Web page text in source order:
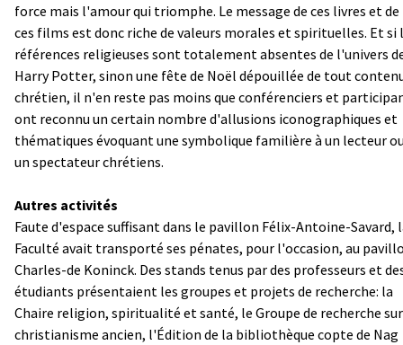
force mais l'amour qui triomphe. Le message de ces livres et de
ces films est donc riche de valeurs morales et spirituelles. Et si
références religieuses sont totalement absentes de l'univers
Harry Potter, sinon une fête de Noël dépouillée de tout
chrétien, il n'en reste pas moins que conférenciers et
ont reconnu un certain nombre d'allusions iconographiques et
thématiques évoquant une symbolique familière à un lecteur
un spectateur chrétiens.
Autres activités
Faute d'espace suffisant dans le pavillon Félix-Antoine-Savard,
Faculté avait transporté ses pénates, pour l'occasion, au
Charles-de Koninck. Des stands tenus par des professeurs et
étudiants présentaient les groupes et projets de recherche: la
Chaire religion, spiritualité et santé, le Groupe de recherche
christianisme ancien, l'Édition de la bibliothèque copte de Nag